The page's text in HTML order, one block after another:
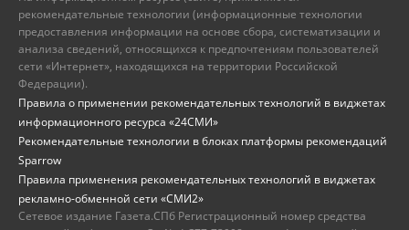
рекомендательные технологии (информационные технологии
предоставления информации на основе сбора, систематизации и
анализа сведений, относящихся к предпочтениям пользователей
сети «Интернет», находящихся на территории Российской
Федерации).
Правила о применении рекомендательных технологий в виджетах
информационного ресурса «24СМИ»
Рекомендательные технологии в блоках платформы рекомендаций
Sparrow
Правила применения рекомендательных технологий в виджетах
рекламно-обменной сети «СМИ2»
Сетевое издание Газета.СПб Регистрационный номер средства